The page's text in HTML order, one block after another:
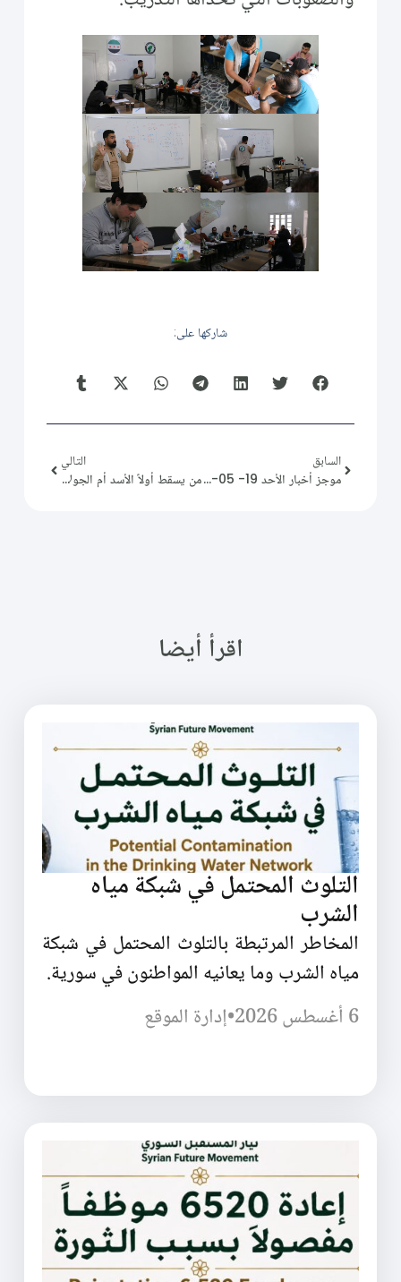
شاركها على:
السابق
موجز أخبار الأحد 19- 05- 24.
التالي
من يسقط أولاً الأسد أم الجولاني!
اقرأ أيضا
التلوث المحتمل في شبكة مياه
الشرب
المخاطر المرتبطة بالتلوث المحتمل في شبكة
مياه الشرب وما يعانيه المواطنون في سورية.
6 أغسطس 2026
•إدارة الموقع